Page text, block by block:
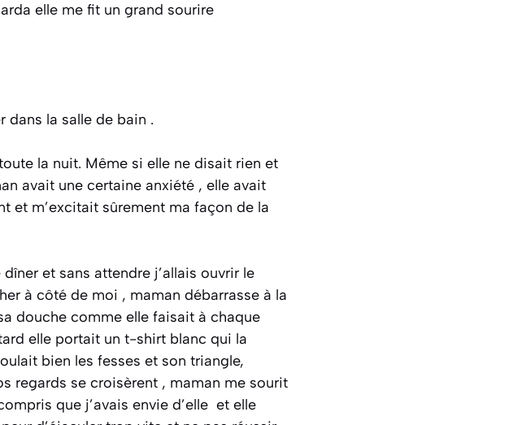
elle me fit un grand sourire
dans la salle de bain .
la nuit. Même si elle ne disait rien et
avait une certaine anxiété , elle avait
et m’excitait sûrement ma façon de la
et sans attendre j’allais ouvrir le
à côté de moi , maman débarrasse à la
douche comme elle faisait à chaque
elle portait un t-shirt blanc qui la
bien les fesses et son triangle,
regards se croisèrent , maman me sourit
que j’avais envie d’elle et elle